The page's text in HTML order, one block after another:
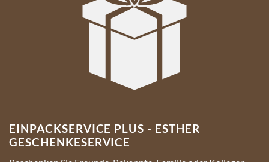
EINPACKSERVICE PLUS - ESTHER
GESCHENKESERVICE